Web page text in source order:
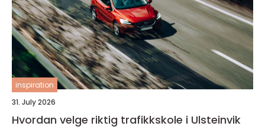
inspiration
31. July 2026
Hvordan velge riktig trafikkskole i Ulsteinvik